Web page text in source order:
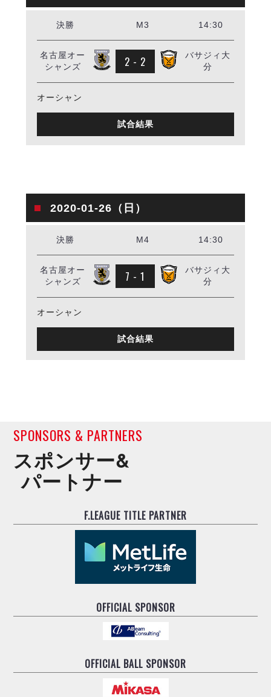
ヴォスクオーレ仙台
マルバ水戸FC
リガーレヴィア葛飾
Y．S．C．C．横浜
ヴィンセドール白山
決勝 M3 14:30
名古屋オー
シャンズ
2 - 2
バサジィ大
分
オーシャン
試合結果
2020-01-26（日）
決勝 M4 14:30
名古屋オー
シャンズ
7 - 1
バサジィ大
分
オーシャン
試合結果
SPONSORS & PARTNERS
スポンサー&
パートナー
F.LEAGUE TITLE PARTNER
OFFICIAL SPONSOR
OFFICIAL BALL SPONSOR